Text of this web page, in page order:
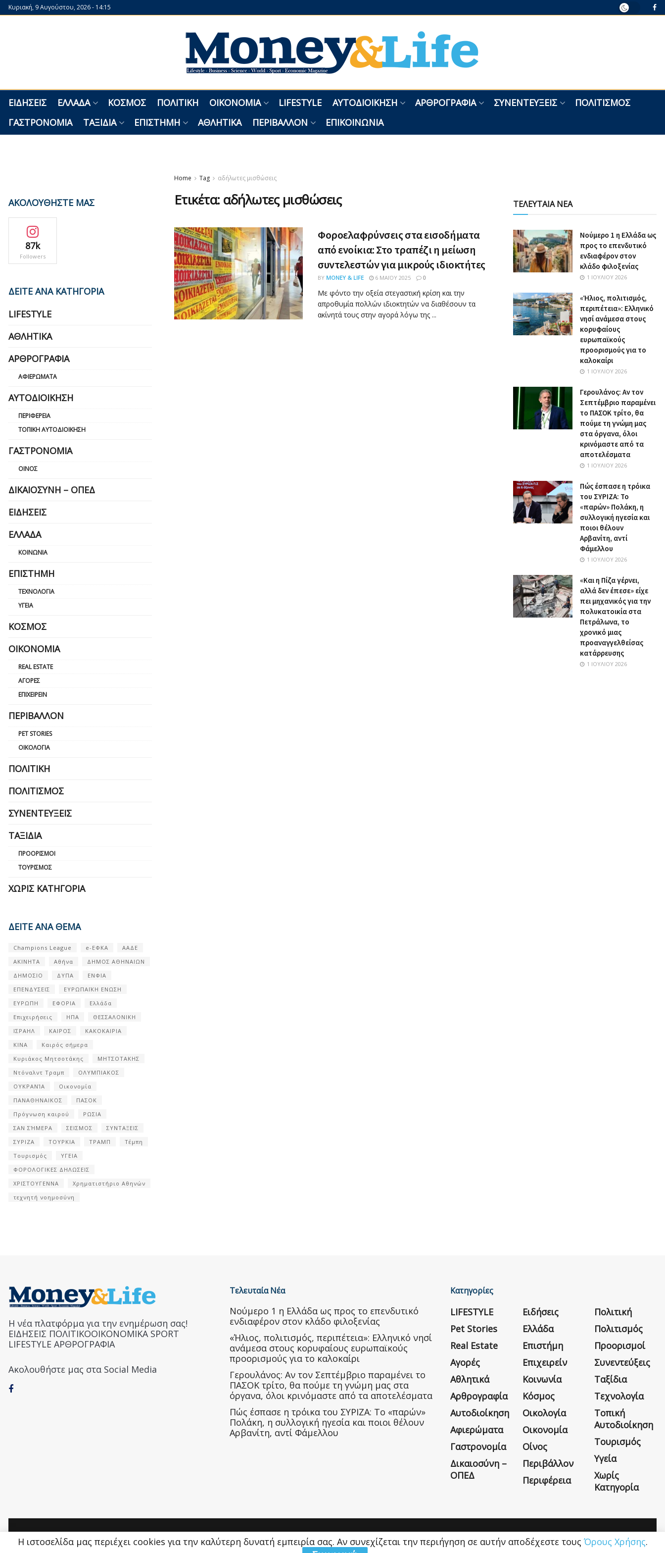
Κυριακή, 9 Αυγούστου, 2026 - 14:15
ΕΙΔΉΣΕΙΣ ΕΛΛΆΔΑ ΚΌΣΜΟΣ ΠΟΛΙΤΙΚΉ ΟΙΚΟΝΟΜΊΑ LIFESTYLE ΑΥΤΟΔΙΟΊΚΗΣΗ ΑΡΘΡΟΓΡΑΦΊΑ ΣΥΝΕΝΤΕΎΞΕΙΣ
ΠΟΛΙΤΙΣΜΌΣ
ΓΑΣΤΡΟΝΟΜΊΑ
ΤΑΞΊΔΙΑ ΕΠΙΣΤΉΜΗ ΑΘΛΗΤΙΚΆ ΠΕΡΙΒΆΛΛΟΝ ΕΠΙΚΟΙΝΩΝΊΑ
Home Tag αδήλωτες μισθώσεις
Ετικέτα: αδήλωτες μισθώσεις
Φοροελαφρύνσεις στα εισοδήματα
από ενοίκια: Στο τραπέζι η μείωση
συντελεστών για μικρούς ιδιοκτήτες
BY MONEY & LIFE 6 ΜΑΪ́ΟΥ 2025 0
Με φόντο την οξεία στεγαστική κρίση και την
απροθυμία πολλών ιδιοκτητών να διαθέσουν τα
ακίνητά τους στην αγορά λόγω της ...
ΑΚΟΛΟΥΘΗΣΤΕ ΜΑΣ
87k
Followers
ΔΕΙΤΕ ΑΝΑ ΚΑΤΗΓΟΡΙΑ
LIFESTYLE
ΑΘΛΗΤΙΚΆ
ΑΡΘΡΟΓΡΑΦΊΑ
ΑΦΙΕΡΏΜΑΤΑ
ΑΥΤΟΔΙΟΊΚΗΣΗ
ΠΕΡΙΦΈΡΕΙΑ
ΤΟΠΙΚΉ ΑΥΤΟΔΙΟΊΚΗΣΗ
ΓΑΣΤΡΟΝΟΜΊΑ
ΟΊΝΟΣ
ΔΙΚΑΙΟΣΎΝΗ – ΟΠΕΔ
ΕΙΔΉΣΕΙΣ
ΕΛΛΆΔΑ
ΚΟΙΝΩΝΊΑ
ΕΠΙΣΤΉΜΗ
ΤΕΧΝΟΛΟΓΊΑ
ΥΓΕΊΑ
ΚΌΣΜΟΣ
ΟΙΚΟΝΟΜΊΑ
REAL ESTATE
ΑΓΟΡΈΣ
ΕΠΙΧΕΙΡΕΊΝ
ΠΕΡΙΒΆΛΛΟΝ
PET STORIES
ΟΙΚΟΛΟΓΊΑ
ΠΟΛΙΤΙΚΉ
ΠΟΛΙΤΙΣΜΌΣ
ΣΥΝΕΝΤΕΎΞΕΙΣ
ΤΑΞΊΔΙΑ
ΠΡΟΟΡΙΣΜΟΊ
ΤΟΥΡΙΣΜΌΣ
ΧΩΡΊΣ ΚΑΤΗΓΟΡΊΑ
ΔΕΙΤΕ ΑΝΑ ΘΕΜΑ
Champions League e-ΕΦΚΑ
ΑΑΔΕ
ΑΚΙΝΗΤΑ
Αθήνα
ΔΗΜΟΣ ΑΘΗΝΑΙΩΝ
ΔΗΜΟΣΙΟ
ΔΥΠΑ
ΕΝΦΙΑ
ΕΠΕΝΔΥΣΕΙΣ
ΕΥΡΩΠΑΪΚΗ ΕΝΩΣΗ
ΕΥΡΩΠΗ
ΕΦΟΡΙΑ
Ελλάδα
Επιχειρήσεις
ΗΠΑ
ΘΕΣΣΑΛΟΝΙΚΗ
ΙΣΡΑΗΛ
ΚΑΙΡΟΣ
ΚΑΚΟΚΑΙΡΙΑ
ΚΙΝΑ
Καιρός σήμερα
Κυριάκος Μητσοτάκης
ΜΗΤΣΟΤΑΚΗΣ
Ντόναλντ Τραμπ
ΟΛΥΜΠΙΑΚΟΣ
ΟΥΚΡΑΝΊΑ
Οικονομία
ΠΑΝΑΘΗΝΑΙΚΟΣ
ΠΑΣΟΚ
Πρόγνωση καιρού
ΡΩΣΙΑ
ΣΑΝ ΣΉΜΕΡΑ
ΣΕΙΣΜΟΣ
ΣΥΝΤΑΞΕΙΣ
ΣΥΡΙΖΑ
ΤΟΥΡΚΙΑ ΤΡΑΜΠ
Τέμπη
Τουρισμός
ΥΓΕΙΑ
ΦΟΡΟΛΟΓΙΚΕΣ ΔΗΛΩΣΕΙΣ
ΧΡΙΣΤΟΥΓΕΝΝΑ
Χρηματιστήριο Αθηνών
τεχνητή νοημοσύνη
ΤΕΛΕΥΤΑΙΑ ΝΕΑ
Nούμερο 1 η Ελλάδα ως
προς το επενδυτικό
ενδιαφέρον στον
κλάδο φιλοξενίας
1 ΙΟΥΛΊΟΥ 2026
«Ήλιος, πολιτισμός,
περιπέτεια»: Ελληνικό
νησί ανάμεσα στους
κορυφαίους
ευρωπαϊκούς
προορισμούς για το
καλοκαίρι
1 ΙΟΥΛΊΟΥ 2026
Γερουλάνος: Αν τον
Σεπτέμβριο παραμένει
το ΠΑΣΟΚ τρίτο, θα
πούμε τη γνώμη μας
στα όργανα, όλοι
κρινόμαστε από τα
αποτελέσματα
1 ΙΟΥΛΊΟΥ 2026
Πώς έσπασε η τρόικα
του ΣΥΡΙΖΑ: Το
«παρών» Πολάκη, η
συλλογική ηγεσία και
ποιοι θέλουν
Αρβανίτη, αντί
Φάμελλου
1 ΙΟΥΛΊΟΥ 2026
«Και η Πίζα γέρνει,
αλλά δεν έπεσε» είχε
πει μηχανικός για την
πολυκατοικία στα
Πετράλωνα, το
χρονικό μιας
προαναγγελθείσας
κατάρρευσης
1 ΙΟΥΛΊΟΥ 2026
Η νέα πλατφόρμα για την ενημέρωση σας!
ΕΙΔΗΣΕΙΣ ΠΟΛΙΤΙΚΟΟΙΚΟΝΟΜΙΚΑ SPORT
LIFESTYLE ΑΡΘΡΟΓΡΑΦΙΑ
Ακολουθήστε μας στα Social Media
Τελευταία Νέα
Nούμερο 1 η Ελλάδα ως προς το επενδυτικό
ενδιαφέρον στον κλάδο φιλοξενίας
«Ήλιος, πολιτισμός, περιπέτεια»: Ελληνικό νησί
ανάμεσα στους κορυφαίους ευρωπαϊκούς
προορισμούς για το καλοκαίρι
Γερουλάνος: Αν τον Σεπτέμβριο παραμένει το
ΠΑΣΟΚ τρίτο, θα πούμε τη γνώμη μας στα
όργανα, όλοι κρινόμαστε από τα αποτελέσματα
Πώς έσπασε η τρόικα του ΣΥΡΙΖΑ: Το «παρών»
Πολάκη, η συλλογική ηγεσία και ποιοι θέλουν
Αρβανίτη, αντί Φάμελλου
Κατηγορίες
LIFESTYLE
Pet Stories
Real Estate
Αγορές
Αθλητικά
Αρθρογραφία
Αυτοδιοίκηση
Αφιερώματα
Γαστρονομία
Δικαιοσύνη –
ΟΠΕΔ
Ειδήσεις
Ελλάδα
Επιστήμη
Επιχειρείν
Κοινωνία
Κόσμος
Οικολογία
Οικονομία
Οίνος
Περιβάλλον
Περιφέρεια
Πολιτική
Πολιτισμός
Προορισμοί
Συνεντεύξεις
Ταξίδια
Τεχνολογία
Τοπική
Αυτοδιοίκηση
Τουρισμός
Υγεία
Χωρίς
Κατηγορία
Η εταιρεία Όροι Χρήσης Επικοινωνία
Η ιστοσελίδα μας περιέχει cookies για την καλύτερη δυνατή εμπειρία σας. Αν συνεχίζεται την περιήγηση σε αυτήν αποδέχεστε τους Όρους Χρήσης.